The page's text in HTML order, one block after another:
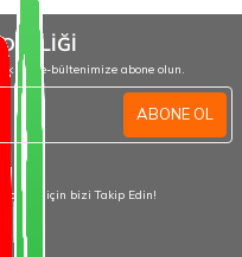
için e-bültenimize abone olun.
ABONE OL
olmak için bizi Takip Edin!